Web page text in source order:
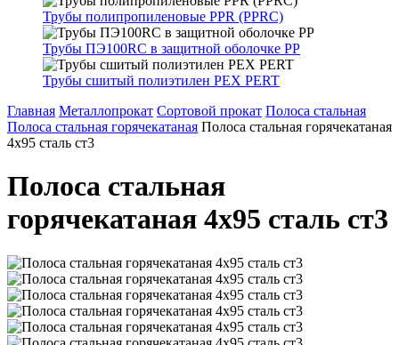
Трубы полипропиленовые PPR (PPRC)
Трубы ПЭ100RC в защитной оболочке PP
Трубы сшитый полиэтилен PEX PERT
Главная Металлопрокат Сортовой прокат Полоса стальная
Полоса стальная горячекатаная Полоса стальная горячекатаная
4х95 сталь ст3
Полоса стальная
горячекатаная 4х95 сталь ст3